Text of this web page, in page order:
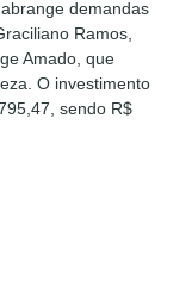
demandas
Ramos,
Amado, que
O investimento
sendo R$